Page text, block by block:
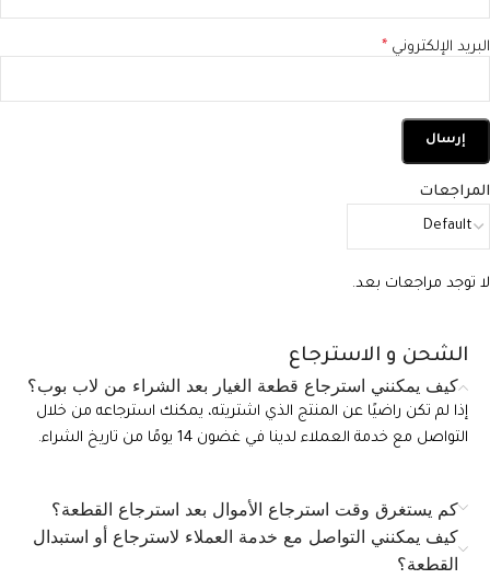
المراجعات
لا توجد مراجعات بعد.
البريد الإلكتروني *
الشحن و الاسترجاع
كيف يمكنني استرجاع قطعة الغيار بعد الشراء من لاب بوب؟
إذا لم تكن راضيًا عن المنتج الذي اشتريته، يمكنك استرجاعه من خلال
التواصل مع خدمة العملاء لدينا في غضون 14 يومًا من تاريخ الشراء.
كم يستغرق وقت استرجاع الأموال بعد استرجاع القطعة؟
كيف يمكنني التواصل مع خدمة العملاء لاسترجاع أو استبدال
القطعة؟